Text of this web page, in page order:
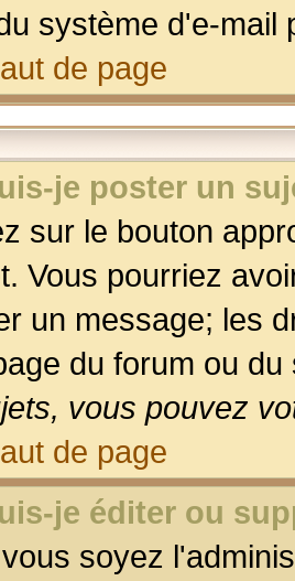
système d'e-
de page
je poster un
sur le bouton
Vous pourriez
un message; les
du forum ou
vous pouvez
de page
je éditer ou
soyez